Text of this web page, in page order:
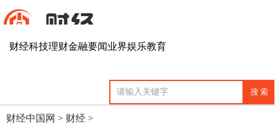
财经科技理财金融要闻业界娱乐教育
财经中国网 > 财经 >